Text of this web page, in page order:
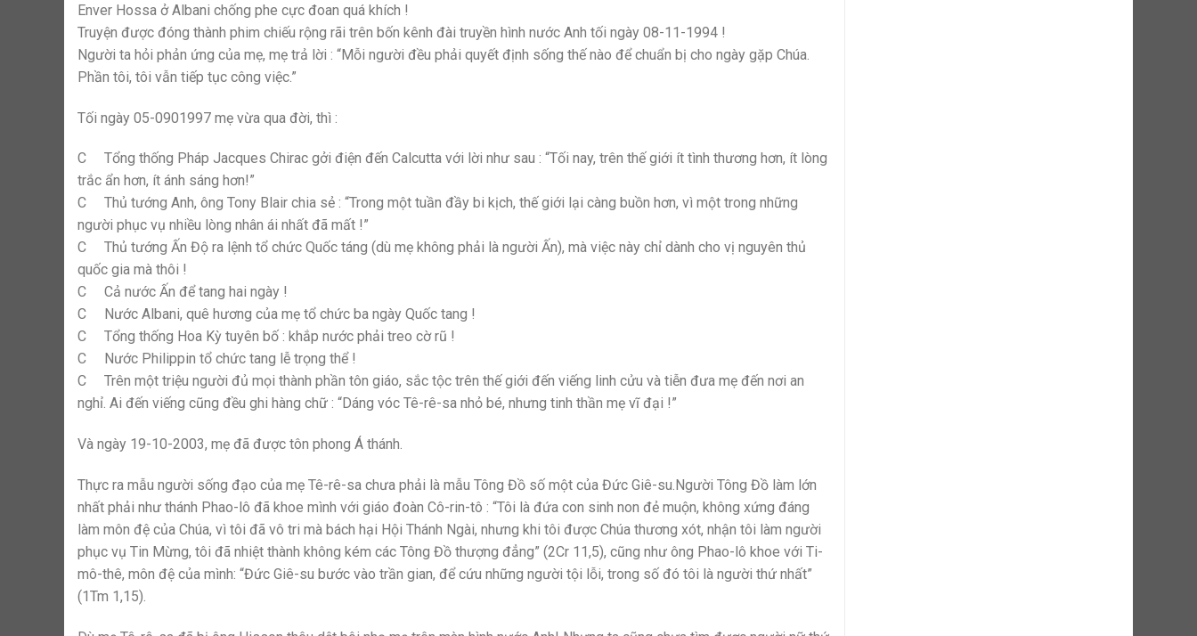
Enver Hossa ở Albani chống phe cực đoan quá khích !
Truyện được đóng thành phim chiếu rộng rãi trên bốn kênh đài truyền hình nước Anh tối ngày 08-11-1994 !
Người ta hỏi phản ứng của mẹ, mẹ trả lời : “Mỗi người đều phải quyết định sống thế nào để chuẩn bị cho ngày gặp Chúa.
Phần tôi, tôi vẫn tiếp tục công việc.”
Tối ngày 05-0901997 mẹ vừa qua đời, thì :
C Tổng thống Pháp Jacques Chirac gởi điện đến Calcutta với lời như sau : “Tối nay, trên thế giới ít tình thương hơn, ít lòng
trắc ẩn hơn, ít ánh sáng hơn!”
C Thủ tướng Anh, ông Tony Blair chia sẻ : “Trong một tuần đầy bi kịch, thế giới lại càng buồn hơn, vì một trong những
người phục vụ nhiều lòng nhân ái nhất đã mất !”
C Thủ tướng Ấn Độ ra lệnh tổ chức Quốc táng (dù mẹ không phải là người Ấn), mà việc này chỉ dành cho vị nguyên thủ
quốc gia mà thôi !
C Cả nước Ấn để tang hai ngày !
C Nước Albani, quê hương của mẹ tổ chức ba ngày Quốc tang !
C Tổng thống Hoa Kỳ tuyên bố : khắp nước phải treo cờ rũ !
C Nước Philippin tổ chức tang lễ trọng thể !
C Trên một triệu người đủ mọi thành phần tôn giáo, sắc tộc trên thế giới đến viếng linh cửu và tiễn đưa mẹ đến nơi an
nghỉ. Ai đến viếng cũng đều ghi hàng chữ : “Dáng vóc Tê-rê-sa nhỏ bé, nhưng tinh thần mẹ vĩ đại !”
Và ngày 19-10-2003, mẹ đã được tôn phong Á thánh.
Thực ra mẫu người sống đạo của mẹ Tê-rê-sa chưa phải là mẫu Tông Đồ số một của Đức Giê-su.Người Tông Đồ làm lớn
nhất phải như thánh Phao-lô đã khoe mình với giáo đoàn Cô-rin-tô : “Tôi là đứa con sinh non đẻ muộn, không xứng đáng
làm môn đệ của Chúa, vì tôi đã vô tri mà bách hại Hội Thánh Ngài, nhưng khi tôi được Chúa thương xót, nhận tôi làm người
phục vụ Tin Mừng, tôi đã nhiệt thành không kém các Tông Đồ thượng đẳng” (2Cr 11,5), cũng như ông Phao-lô khoe với Ti-
mô-thê, môn đệ của mình: “Đức Giê-su bước vào trần gian, để cứu những người tội lỗi, trong số đó tôi là người thứ nhất”
(1Tm 1,15).